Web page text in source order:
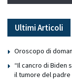
Ultimi Articoli
Oroscopo di
“Il cancro di Biden
il tumore del